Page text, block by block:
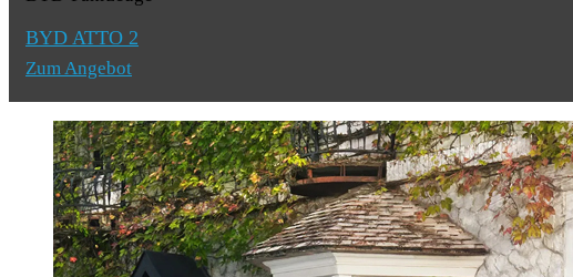
BYD ATTO 2
Zum Angebot